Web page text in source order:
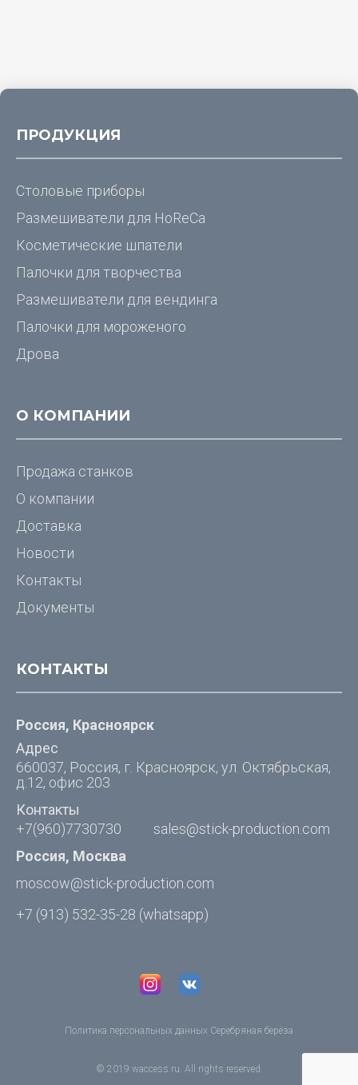
ПРОДУКЦИЯ
Столовые приборы
Размешиватели для HoReCa
Косметические шпатели
Палочки для творчества
Размешиватели для вендинга
Палочки для мороженого
Дрова
О КОМПАНИИ
Продажа станков
О компании
Доставка
Новости
Контакты
Документы
КОНТАКТЫ
Россия, Красноярск
Адрес
660037, Россия, г. Красноярск, ул. Октябрьская,
д.12, офис 203
Контакты
+7(960)7730730
sales@stick-production.com
Россия, Москва
moscow@stick-production.com
+7 (913) 532-35-28 (whatsapp)
Политика персональных данных Серебряная берёза
© 2019 waccess.ru. All rights reserved.